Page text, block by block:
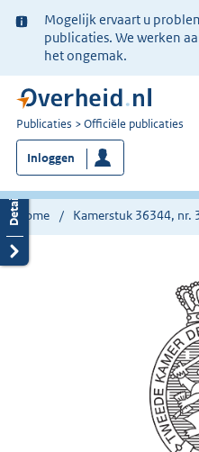
Ter
informatie:
Mogelijk ervaart u
publicaties. We werken
het ongemak.
U
bent
nu
hier:
Publicaties Officiële publicaties
Inloggen
Home Kamerstuk 36344, nr.